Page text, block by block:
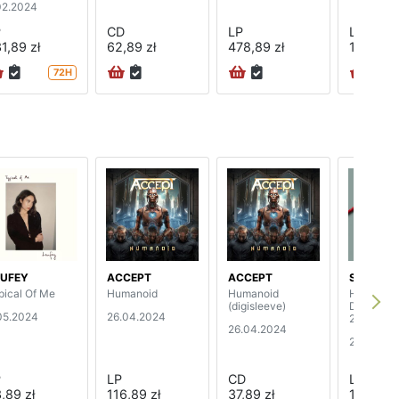
zł
72H
CD
62,89 zł
LP
478,89 zł
LP
182,89
Of Me
zł
ACCEPT
Humanoid
26.04.2024
LP
116,89 zł
ACCEPT
Humanoid
(digisleeve)
26.04.2024
CD
37,89 zł
STEVEN
Harmonic
2024)
LP
140,89